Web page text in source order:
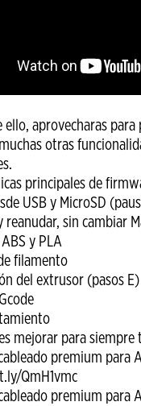
ello, aprovecharas
otras
principales de
USB y MicroSD
reanudar, sin cambiar
y PLA
filamento
del extrusor (pasos E)
mejorar para
premium para
QmH1vmc
premium para